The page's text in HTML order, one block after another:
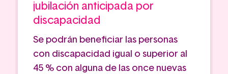
jubilación anticipada por
discapacidad
Se podrán beneficiar las personas
con discapacidad igual o superior al
45 % con alguna de las once nuevas